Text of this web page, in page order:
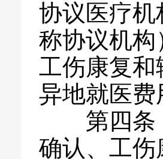
协议医疗
称协议机
工伤康复
异地就医
第四条
确认、工